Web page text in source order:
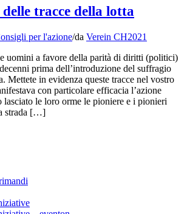
tracce della lotta
per l'azione/da Verein CH2021
uomini a favore della parità di diritti (politici)
prima dell’introduzione del suffragio
Mettete in evidenza queste tracce nel vostro
con particolare efficacia l’azione
lasciato le loro orme le pioniere e i pionieri
strada […]